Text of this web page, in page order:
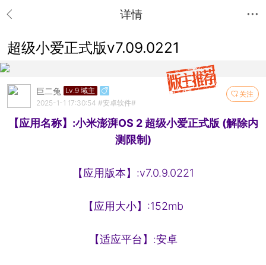
详情
超级小爱正式版v7.09.0221
关注
巨二兔
Lv.9 域主
2025-1-1 17:30:54 #安卓软件#
【应用名称】:小米澎湃OS 2 超级小爱正式版 (解除内
测限制)
【应用版本】:v7.0.9.0221
【应用大小】:152mb
【适应平台】:安卓